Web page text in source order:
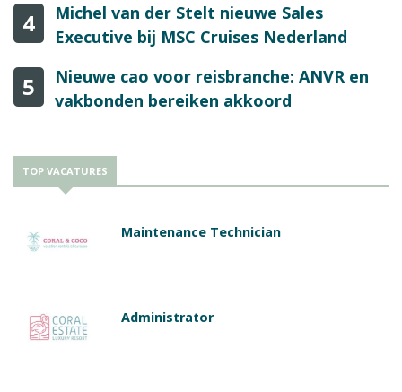
4
Michel van der Stelt nieuwe Sales
Executive bij MSC Cruises Nederland
5
Nieuwe cao voor reisbranche: ANVR en
vakbonden bereiken akkoord
TOP VACATURES
Maintenance Technician
Administrator